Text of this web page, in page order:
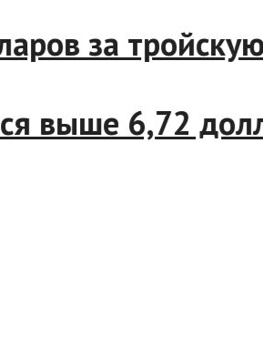
за
выше 6,72